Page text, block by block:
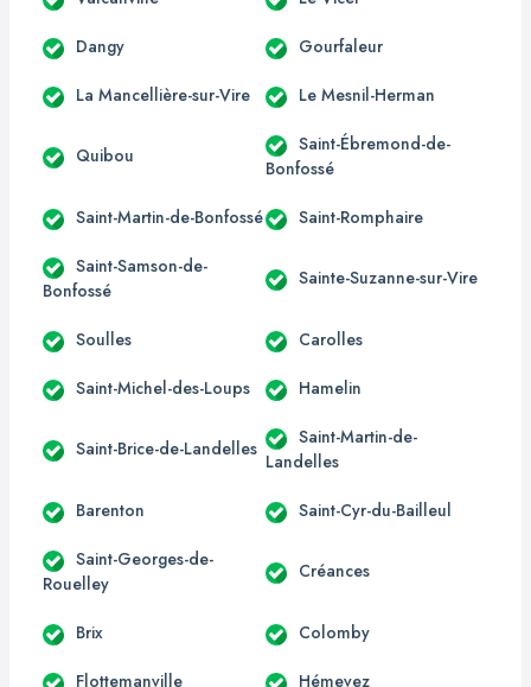
Dangy Gourfaleur
La Mancellière-sur-Vire Le Mesnil-Herman
Quibou
Saint-Ébremond-de-
Bonfossé
Saint-Martin-de-Bonfossé Saint-Romphaire
Saint-Samson-de-
Bonfossé
Sainte-Suzanne-sur-Vire
Soulles Carolles
Saint-Michel-des-Loups Hamelin
Saint-Brice-de-Landelles
Saint-Martin-de-
Landelles
Barenton Saint-Cyr-du-Bailleul
Saint-Georges-de-
Rouelley
Créances
Brix Colomby
Flottemanville Hémevez